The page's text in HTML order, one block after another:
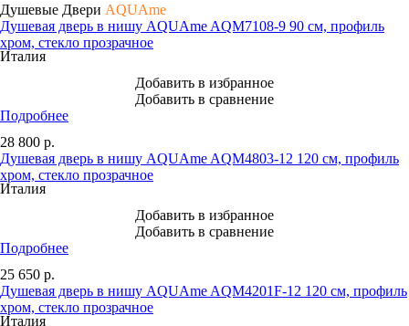
Душевые Двери AQUAme
Душевая дверь в нишу AQUAme AQM7108-9 90 см, профиль
хром, стекло прозрачное
Италия
Добавить в избранное
Добавить в сравнение
Подробнее
28 800 р.
Душевая дверь в нишу AQUAme AQM4803-12 120 см, профиль
хром, стекло прозрачное
Италия
Добавить в избранное
Добавить в сравнение
Подробнее
25 650 р.
Душевая дверь в нишу AQUAme AQM4201F-12 120 см, профиль
хром, стекло прозрачное
Италия